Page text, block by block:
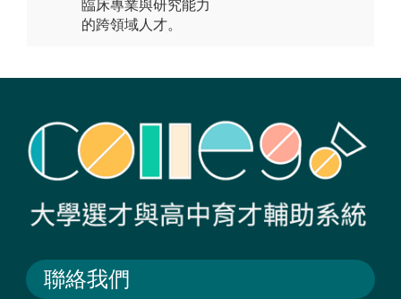
臨床專業與研究能力
的跨領域人才。
聯絡我們